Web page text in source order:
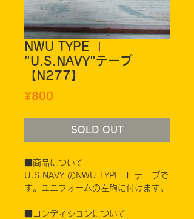
NWU TYPE Ⅰ
"U.S.NAVY"テープ
【N277】
¥800
SOLD OUT
■商品について
U.S.NAVY のNWU TYPE Ⅰ テープで
す。ユニフォームの左胸に付けます。
■コンディションについて